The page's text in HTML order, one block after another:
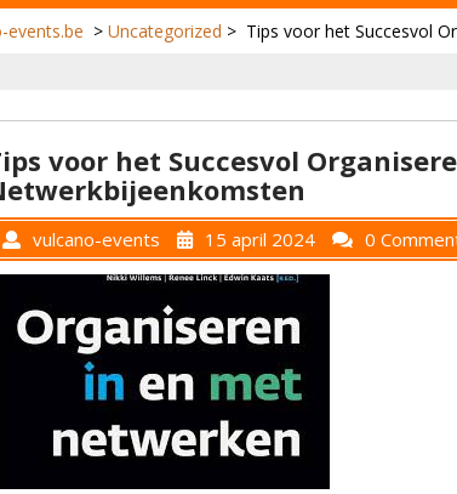
events.be > Uncategorized > Tips voor het Succesvol
voor het Succesvol
vulcano-events 15 april 2024 0